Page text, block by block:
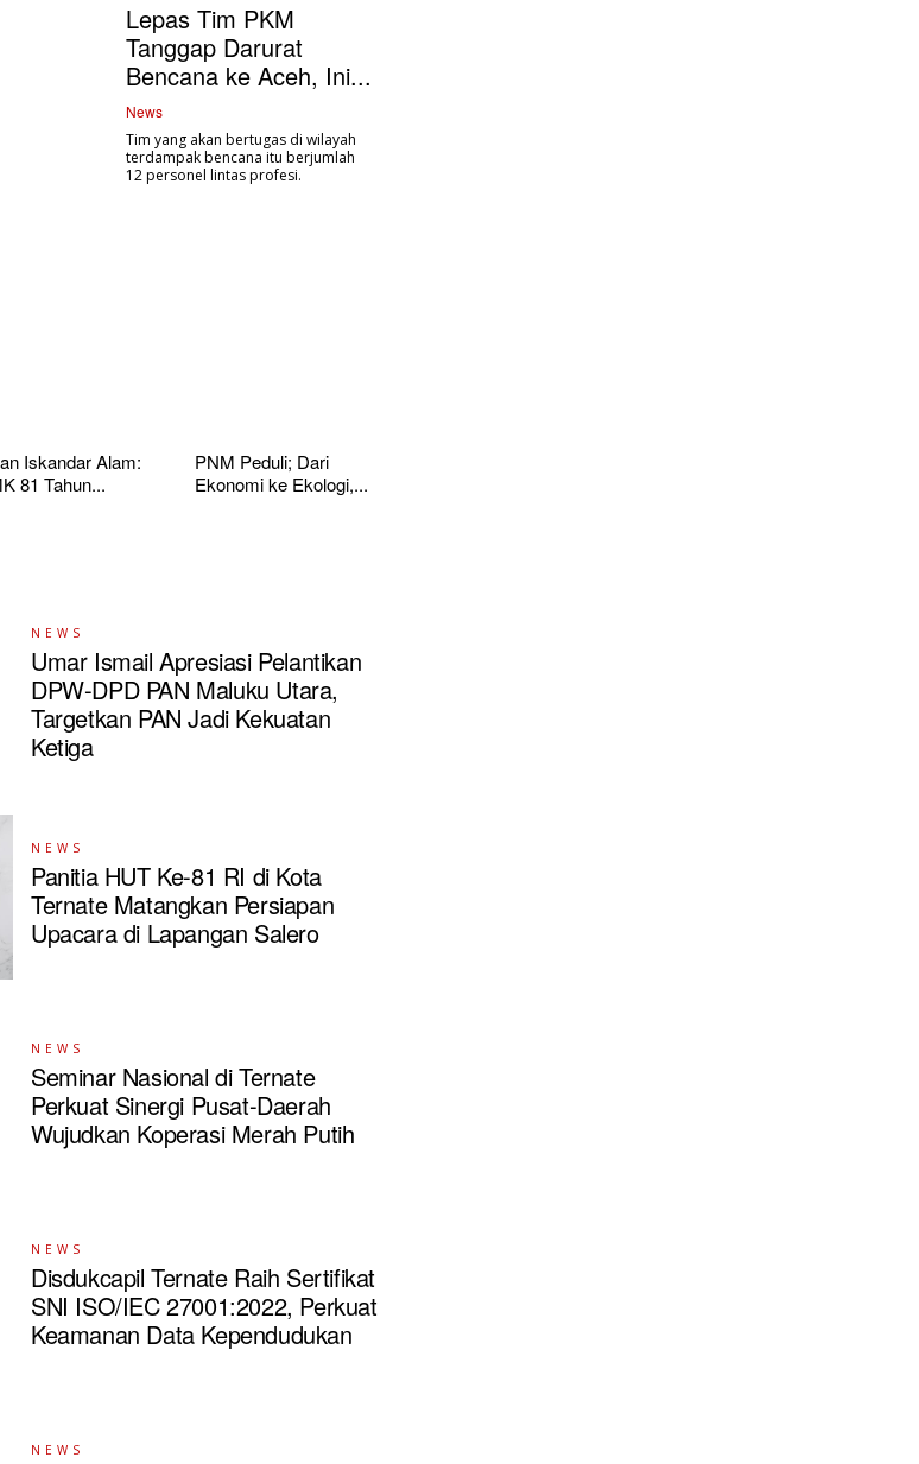
Lepas Tim PKM
Tanggap Darurat
Bencana ke Aceh, Ini...
News
Tim yang akan bertugas di wilayah
terdampak bencana itu berjumlah
12 personel lintas profesi.
Iskandar Alam:
81 Tahun...
PNM Peduli; Dari
Ekonomi ke Ekologi,...
NEWS
Umar Ismail Apresiasi Pelantikan
DPW-DPD PAN Maluku Utara,
Targetkan PAN Jadi Kekuatan
Ketiga
NEWS
Panitia HUT Ke-81 RI di Kota
Ternate Matangkan Persiapan
Upacara di Lapangan Salero
NEWS
Seminar Nasional di Ternate
Perkuat Sinergi Pusat-Daerah
Wujudkan Koperasi Merah Putih
NEWS
Disdukcapil Ternate Raih Sertifikat
SNI ISO/IEC 27001:2022, Perkuat
Keamanan Data Kependudukan
NEWS